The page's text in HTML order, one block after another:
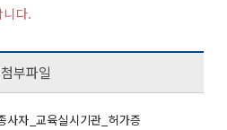
다.
첨부파일
사자_교육실시기관_허가증